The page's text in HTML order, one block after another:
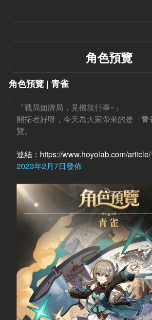
角色預覽
角色預覽 | 青雀
「戰局如牌局，見機就行事~」
開拓者好呀，今天為大家帶來的是「青
覽。
連結：https://www.hoyolab.com/
2023年2月7日發佈